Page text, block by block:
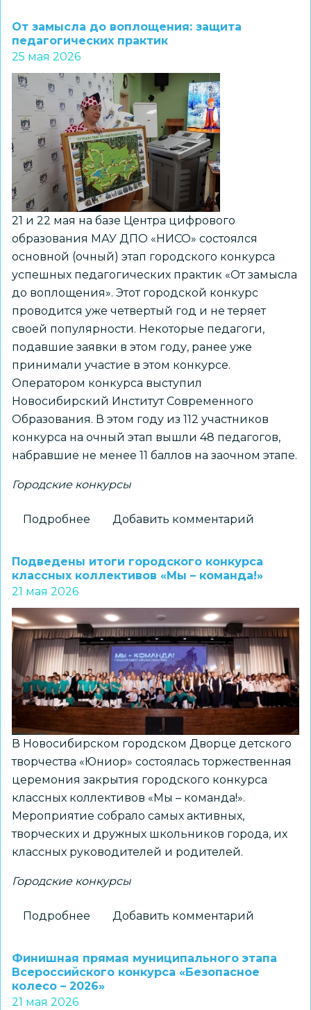
«Экспресс-
подготовки
юных
спасателей»
завершена
От замысла до воплощения: защита
педагогических практик
25 мая 2026
21 и 22 мая на базе Центра цифрового
образования МАУ ДПО «НИСО» состоялся
основной (очный) этап городского конкурса
успешных педагогических практик «От замысла
до воплощения». Этот городской конкурс
проводится уже четвертый год и не теряет
своей популярности. Некоторые педагоги,
подавшие заявки в этом году, ранее уже
принимали участие в этом конкурсе.
Оператором конкурса выступил
Новосибирский Институт Современного
Образования. В этом году из 112 участников
конкурса на очный этап вышли 48 педагогов,
набравшие не менее 11 баллов на заочном этапе.
Городские конкурсы
Подробнее
до
защита
педагогических
практик
Добавить комментарий
Подведены итоги городского конкурса
классных коллективов «Мы – команда!»
21 мая 2026
В Новосибирском городском Дворце детского
творчества «Юниор» состоялась торжественная
церемония закрытия городского конкурса
классных коллективов «Мы – команда!».
Мероприятие собрало самых активных,
творческих и дружных школьников города, их
классных руководителей и родителей.
Городские конкурсы
Подробнее
городского
конкурса
Добавить комментарий
Финишная прямая муниципального этапа
Всероссийского конкурса «Безопасное
колесо – 2026»
21 мая 2026